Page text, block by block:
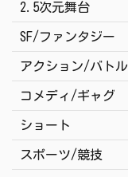
2.5次元舞台
SF/ファンタジー
アクション/バトル
コメディ/ギャグ
ショート
スポーツ/競技